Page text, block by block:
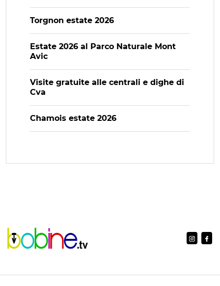
Torgnon estate 2026
Estate 2026 al Parco Naturale Mont
Avic
Visite gratuite alle centrali e dighe di
Cva
Chamois estate 2026